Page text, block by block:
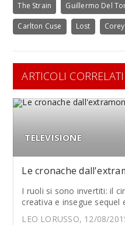
The Strain Guillermo Del
Carlton Cuse Lost
ARTICOLI CORRELATI
TELEVISIONE
Le cronache
I ruoli si sono invertiti: il
creativa e insegue
LEO LORUSSO, 12/08/